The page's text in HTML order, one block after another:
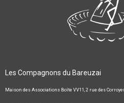
Les Compagnons du Bareuzai
Maison des Associations Boîte VV11, 2 rue des